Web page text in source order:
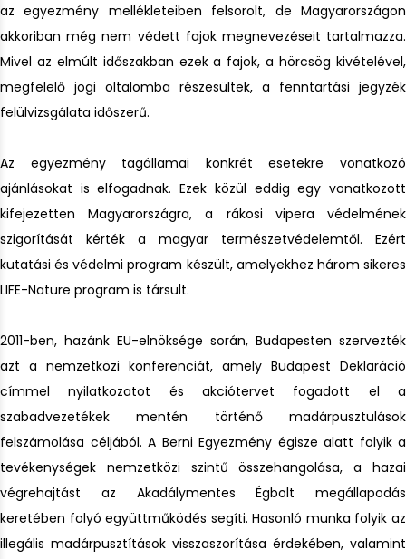
az egyezmény mellékleteiben felsorolt, de Magyarországon
akkoriban még nem védett fajok megnevezéseit tartalmazza.
Mivel az elmúlt időszakban ezek a fajok, a hörcsög kivételével,
megfelelő jogi oltalomba részesültek, a fenntartási jegyzék
felülvizsgálata időszerű.
Az egyezmény tagállamai konkrét esetekre vonatkozó
ajánlásokat is elfogadnak. Ezek közül eddig egy vonatkozott
kifejezetten Magyarországra, a rákosi vipera védelmének
szigorítását kérték a magyar természetvédelemtől. Ezért
kutatási és védelmi program készült, amelyekhez három sikeres
LIFE-Nature program is társult.
2011-ben, hazánk EU-elnöksége során, Budapesten szervezték
azt a nemzetközi konferenciát, amely Budapest Deklaráció
címmel nyilatkozatot és akciótervet fogadott el a
szabadvezetékek mentén történő madárpusztulások
felszámolása céljából. A Berni Egyezmény égisze alatt folyik a
tevékenységek nemzetközi szintű összehangolása, a hazai
végrehajtást az Akadálymentes Égbolt megállapodás
keretében folyó együttműködés segíti. Hasonló munka folyik az
illegális madárpusztítások visszaszorítása érdekében, valamint